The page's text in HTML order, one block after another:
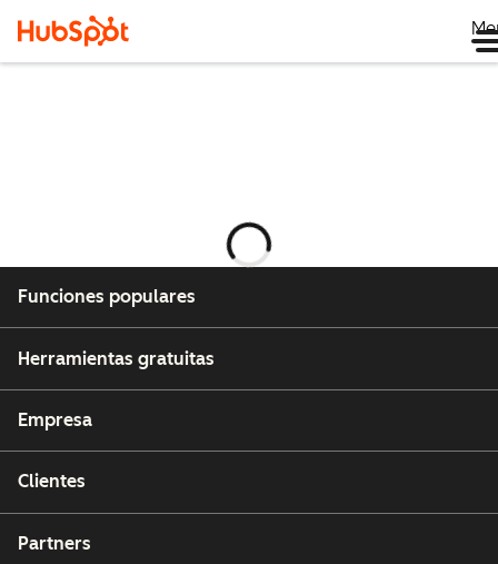
Cargando
Funciones populares
Herramientas gratuitas
Empresa
Clientes
Partners